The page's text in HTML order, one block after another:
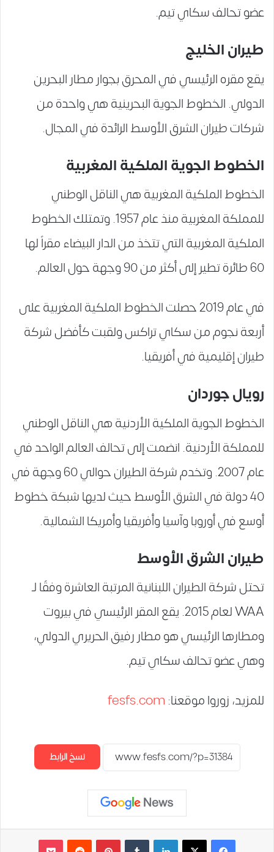
عضو تحالف سكاي تيم.
طيران الخليج
يقع مقره الرئيسي في المحرق بجوار مطار البحرين
الدولي. الخطوط الجوية البحرينية هي واحدة من
شركات طيران الشرق الأوسط الرائدة في المجال.
الخطوط الجوية الملكية المغربية
الخطوط الملكية المغربية هي الناقل الوطني
للمملكة المغربية منذ عام 1957. وتمتلك الخطوط
الملكية المغربية التي تتخذ من الدار البيضاء مقراً لها
60 طائرة تطير إلى أكثر من 90 وجهة حول العالم.
في عام 2019 حصلت الخطوط الملكية المغربية على
أربعة نجوم من سكاي تراكس ولقبت كأفضل شركة
طيران إقليمية في أفريقيا.
رويال جوردان
الخطوط الجوية الملكية الأردنية هي الناقل الوطني
للمملكة الأردنية. انضمت إلى تحالف العالم الواحد في
عام 2007. وتخدم شركة الطيران حوالي 60 وجهة في
40 دولة في الشرق الأوسط حيث لديها شبكة خطوط
أوسع في أوروبا وآسيا وأفريقيا وأمريكا الشمالية.
طيران الشرق الأوسط
تحتل شركة الطيران اللبنانية المرتبة العاشرة وفقًا لـ
WAA لعام 2015. يقع المقر الرئيسي في بيروت
ومطارها الرئيسي هو مطار رفيق الحريري الدولي،
وهي عضو تحالف سكاي تيم.
للمزيد، زوروا موقعنا: fesfs.com
نسخ الرابط
لينكدإن بينتيريست